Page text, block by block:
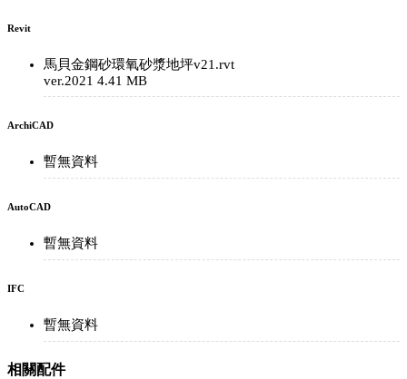
Revit
馬貝金鋼砂環氧砂漿地坪v21.rvt
ver.2021 4.41 MB
ArchiCAD
暫無資料
AutoCAD
暫無資料
IFC
暫無資料
相關配件